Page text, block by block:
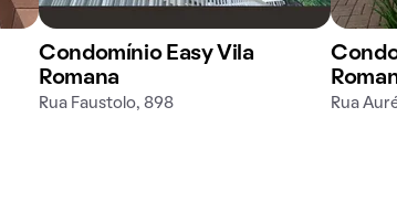
Condomínio Easy Vila
Romana
Rua Faustolo, 898 Rua